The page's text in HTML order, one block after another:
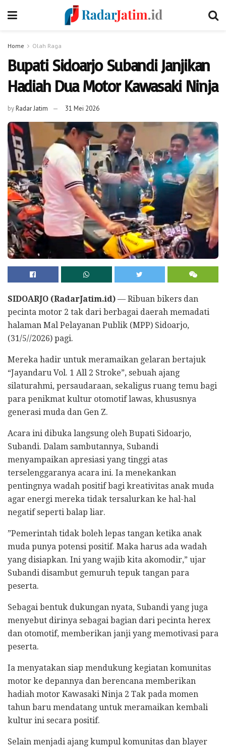
Home Olah Raga
Bupati Sidoarjo Subandi Janjikan
Hadiah Dua Motor Kawasaki Ninja
byRadar Jatim 31 Mei 2026
SIDOARJO (RadarJatim.id) — Ribuan bikers dan
pecinta motor 2 tak dari berbagai daerah memadati
halaman Mal Pelayanan Publik (MPP) Sidoarjo,
(31/5//2026) pagi.
Mereka hadir untuk meramaikan gelaran bertajuk
“Jayandaru Vol. 1 All 2 Stroke”, sebuah ajang
silaturahmi, persaudaraan, sekaligus ruang temu bagi
para penikmat kultur otomotif lawas, khususnya
generasi muda dan Gen Z.
​Acara ini dibuka langsung oleh Bupati Sidoarjo,
Subandi. Dalam sambutannya, Subandi
menyampaikan apresiasi yang tinggi atas
terselenggaranya acara ini. Ia menekankan
pentingnya wadah positif bagi kreativitas anak muda
agar energi mereka tidak tersalurkan ke hal-hal
negatif seperti balap liar.
​”Pemerintah tidak boleh lepas tangan ketika anak
muda punya potensi positif. Maka harus ada wadah
yang disiapkan. Ini yang wajib kita akomodir,” ujar
Subandi disambut gemuruh tepuk tangan para
peserta.
​Sebagai bentuk dukungan nyata, Subandi yang juga
menyebut dirinya sebagai bagian dari pecinta herex
dan otomotif, memberikan janji yang memotivasi para
peserta.
Ia menyatakan siap mendukung kegiatan komunitas
motor ke depannya dan berencana memberikan
hadiah motor Kawasaki Ninja 2 Tak pada momen
tahun baru mendatang untuk meramaikan kembali
kultur ini secara positif.
​Selain menjadi ajang kumpul komunitas dan blayer